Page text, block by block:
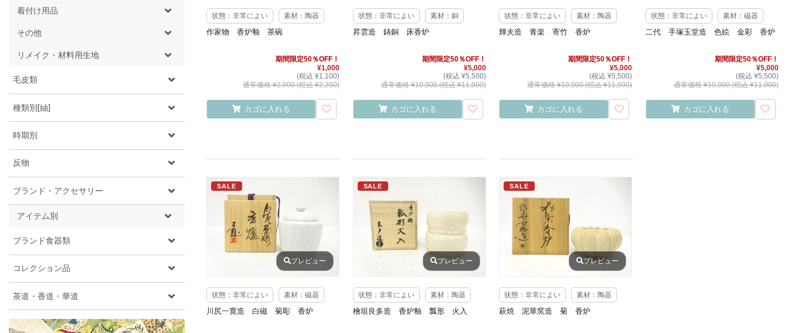
着付け用品
その他
リメイク・材料用生地
毛皮類
種類別[紬]
時期別
反物
ブランド・アクセサリー
アイテム別
ブランド食器類
コレクション品
茶道・香道・華道
状態：非常によい 素材：陶器
作家物 香炉釉 茶碗
期間限定50％OFF！
¥1,000
(税込 ¥1,100)
通常価格 ¥2,000 (税込 ¥2,200)
カゴに入れる
状態：非常によい 素材：銅
昇雲造 鋳銅 床香炉
期間限定50％OFF！
¥5,000
(税込 ¥5,500)
通常価格 ¥10,000 (税込 ¥11,000)
カゴに入れる
状態：非常によい 素材：陶器
輝夫造 青楽 寄竹 香炉
期間限定50％OFF！
¥5,000
(税込 ¥5,500)
通常価格 ¥10,000 (税込 ¥11,000)
カゴに入れる
状態：非常によい 素材：磁器
二代 手塚玉堂造 色絵 金彩 香炉
期間限定50％OFF！
¥5,000
(税込 ¥5,500)
通常価格 ¥10,000 (税込 ¥11,000)
カゴに入れる
SALE
プレビュー
状態：非常によい 素材：磁器
川尻一寛造 白磁 菊彫 香炉
SALE
プレビュー
状態：非常によい 素材：陶器
檜垣良多造 香炉釉 瓢形 火入
SALE
プレビュー
状態：非常によい 素材：陶器
萩焼 泥華窯造 菊 香炉